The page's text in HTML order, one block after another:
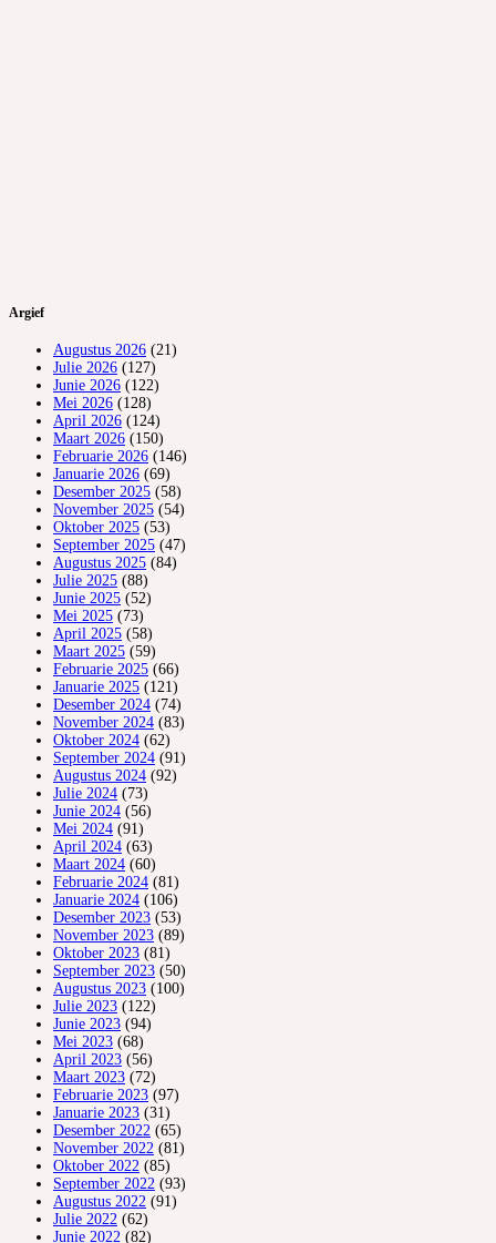
Argief
Augustus 2026 (21)
Julie 2026 (127)
Junie 2026 (122)
Mei 2026 (128)
April 2026 (124)
Maart 2026 (150)
Februarie 2026 (146)
Januarie 2026 (69)
Desember 2025 (58)
November 2025 (54)
Oktober 2025 (53)
September 2025 (47)
Augustus 2025 (84)
Julie 2025 (88)
Junie 2025 (52)
Mei 2025 (73)
April 2025 (58)
Maart 2025 (59)
Februarie 2025 (66)
Januarie 2025 (121)
Desember 2024 (74)
November 2024 (83)
Oktober 2024 (62)
September 2024 (91)
Augustus 2024 (92)
Julie 2024 (73)
Junie 2024 (56)
Mei 2024 (91)
April 2024 (63)
Maart 2024 (60)
Februarie 2024 (81)
Januarie 2024 (106)
Desember 2023 (53)
November 2023 (89)
Oktober 2023 (81)
September 2023 (50)
Augustus 2023 (100)
Julie 2023 (122)
Junie 2023 (94)
Mei 2023 (68)
April 2023 (56)
Maart 2023 (72)
Februarie 2023 (97)
Januarie 2023 (31)
Desember 2022 (65)
November 2022 (81)
Oktober 2022 (85)
September 2022 (93)
Augustus 2022 (91)
Julie 2022 (62)
Junie 2022 (82)